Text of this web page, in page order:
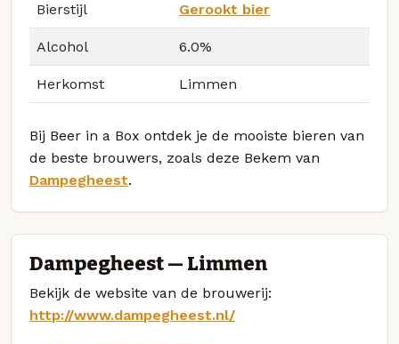
Bierstijl Gerookt bier
Alcohol 6.0%
Herkomst Limmen
Bij Beer in a Box ontdek je de mooiste bieren van
de beste brouwers, zoals deze Bekem van
Dampegheest.
Dampegheest — Limmen
Bekijk de website van de brouwerij:
http://www.dampegheest.nl/